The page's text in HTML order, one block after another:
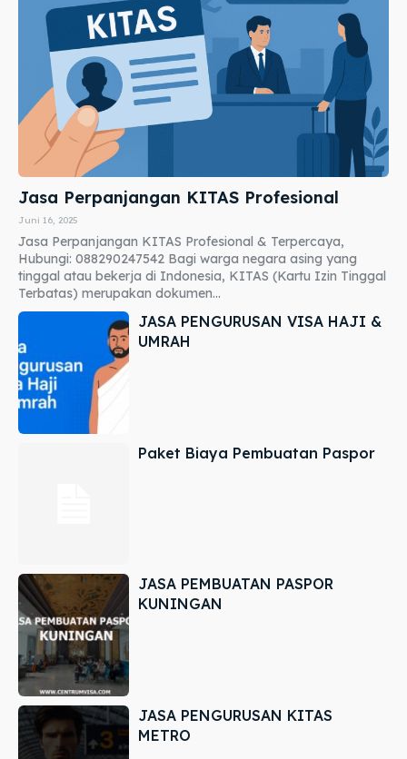
Jasa Perpanjangan KITAS Profesional
Juni 16, 2025
Jasa Perpanjangan KITAS Profesional & Terpercaya,
Hubungi: 088290247542 Bagi warga negara asing yang
tinggal atau bekerja di Indonesia, KITAS (Kartu Izin Tinggal
Terbatas) merupakan dokumen...
JASA PENGURUSAN VISA HAJI &
UMRAH
Paket Biaya Pembuatan Paspor
JASA PEMBUATAN PASPOR
KUNINGAN
JASA PENGURUSAN KITAS
METRO